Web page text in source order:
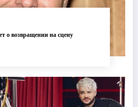
о возвращении на сцену